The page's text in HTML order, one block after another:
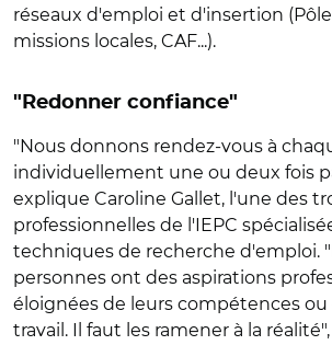
réseaux d'emploi et d'insertion
missions locales, CAF...).
"Redonner confiance"
"Nous donnons rendez-vous à
individuellement une ou deux fois
explique Caroline Gallet, l'une des
professionnelles de l'IEPC
techniques de recherche d'emploi.
personnes ont des aspirations
éloignées de leurs compétences
travail. Il faut les ramener à la